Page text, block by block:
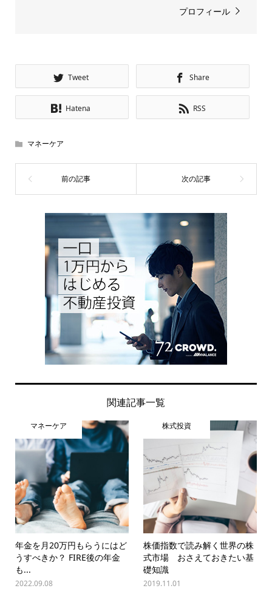
プロフィール
Tweet Share
Hatena RSS
マネーケア
関連記事一覧
マネーケア
年金を月20万円もらうにはど
うすべきか？ FIRE後の年金
も...
2022.09.08
株式投資
株価指数で読み解く世界の株
式市場 おさえておきたい基
礎知識
2019.11.01